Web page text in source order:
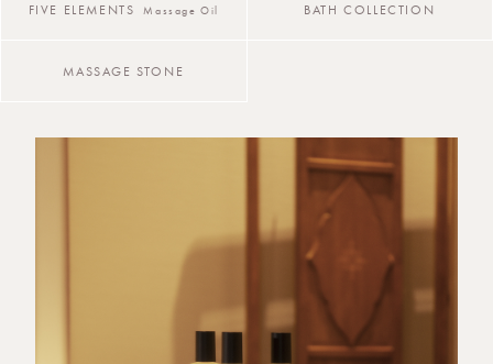
FIVE ELEMENTS Massage Oil BATH COLLECTION
MASSAGE STONE